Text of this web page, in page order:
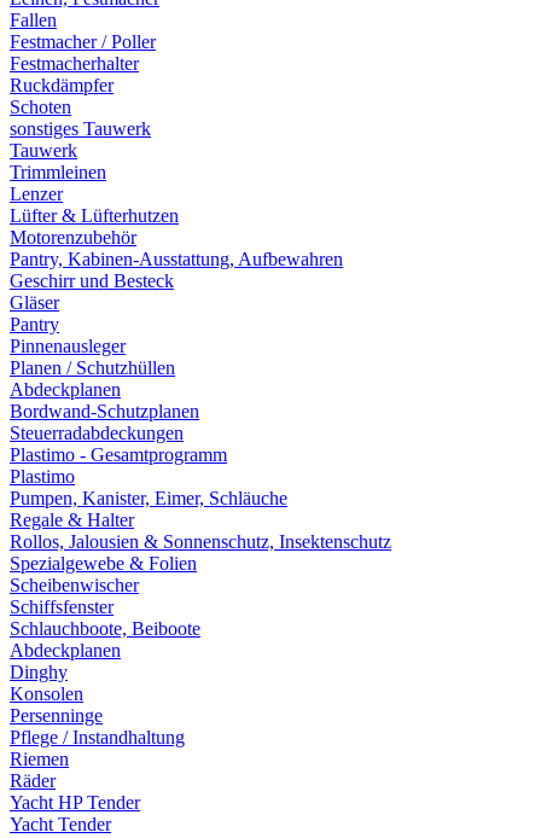
Fallen
Festmacher / Poller
Festmacherhalter
Ruckdämpfer
Schoten
sonstiges Tauwerk
Tauwerk
Trimmleinen
Lenzer
Lüfter & Lüfterhutzen
Motorenzubehör
Pantry, Kabinen-Ausstattung, Aufbewahren
Geschirr und Besteck
Gläser
Pantry
Pinnenausleger
Planen / Schutzhüllen
Abdeckplanen
Bordwand-Schutzplanen
Steuerradabdeckungen
Plastimo - Gesamtprogramm
Plastimo
Pumpen, Kanister, Eimer, Schläuche
Regale & Halter
Rollos, Jalousien & Sonnenschutz, Insektenschutz
Spezialgewebe & Folien
Scheibenwischer
Schiffsfenster
Schlauchboote, Beiboote
Abdeckplanen
Dinghy
Konsolen
Persenninge
Pflege / Instandhaltung
Riemen
Räder
Yacht HP Tender
Yacht Tender